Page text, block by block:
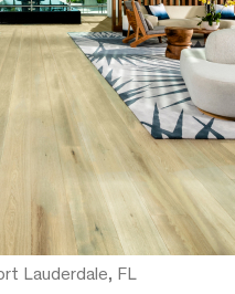
Lauderdale, FL